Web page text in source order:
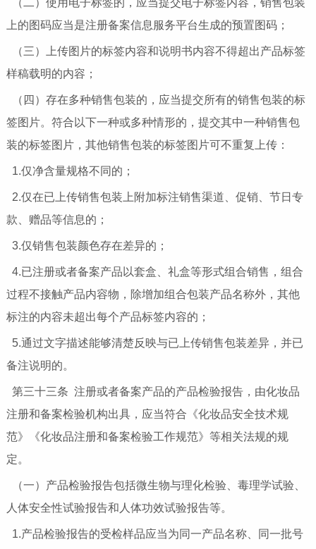
（二）使用电子标签的，应当提交电子标签内容，销售包装
上的图码应当是注册备案信息服务平台生成的预置图码；
（三）上传图片的标签内容和说明书内容不得超出产品标签
样稿载明的内容；
（四）存在多种销售包装的，应当提交所有的销售包装的标
签图片。符合以下一种或多种情形的，提交其中一种销售包
装的标签图片，其他销售包装的标签图片可不重复上传：
1.仅净含量规格不同的；
2.仅在已上传销售包装上附加标注销售渠道、促销、节日专
款、赠品等信息的；
3.仅销售包装颜色存在差异的；
4.已注册或者备案产品以套盒、礼盒等形式组合销售，组合
过程不接触产品内容物，除增加组合包装产品名称外，其他
标注的内容未超出每个产品标签内容的；
5.通过文字描述能够清楚反映与已上传销售包装差异，并已
备注说明的。
第三十三条 注册或者备案产品的产品检验报告，由化妆品
注册和备案检验机构出具，应当符合《化妆品安全技术规
范》《化妆品注册和备案检验工作规范》等相关法规的规
定。
（一）产品检验报告包括微生物与理化检验、毒理学试验、
人体安全性试验报告和人体功效试验报告等。
1.产品检验报告的受检样品应当为同一产品名称、同一批号